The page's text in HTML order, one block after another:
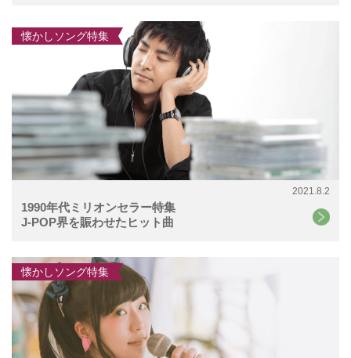
2021.8.2
1990年代ミリオンセラー特集
J-POP界を賑わせたヒット曲
懐かしソング特集
懐かしソング特集